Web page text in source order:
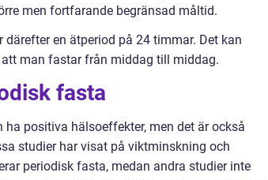
men fortfarande begränsad måltid.
en ätperiod på 24 timmar. Det kan
man fastar från middag till middag.
fasta
positiva hälsoeffekter, men det är också
studier har visat på viktminskning och
periodisk fasta, medan andra studier inte